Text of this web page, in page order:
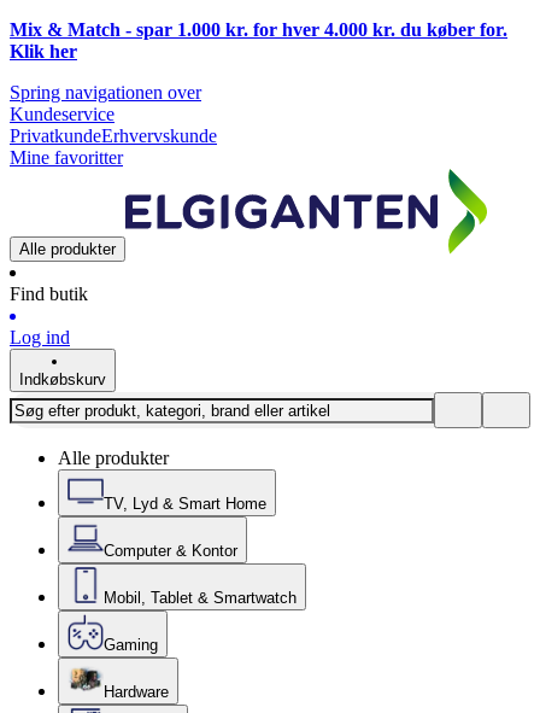
Mix & Match - spar 1.000 kr. for hver 4.000 kr. du køber for.
Klik her
Spring navigationen over
Kundeservice
PrivatkundeErhvervskunde
Mine favoritter
Alle produkter
Find butik
Log ind
Indkøbskurv
Alle produkter
TV, Lyd & Smart Home
Computer & Kontor
Mobil, Tablet & Smartwatch
Gaming
Hardware